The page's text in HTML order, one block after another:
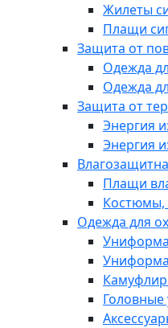
Жилеты
Плащи
Защита от
Одежда
Одежда
Защита от
Энергия
Энергия
Плащи
Костюмы,
Одежда для